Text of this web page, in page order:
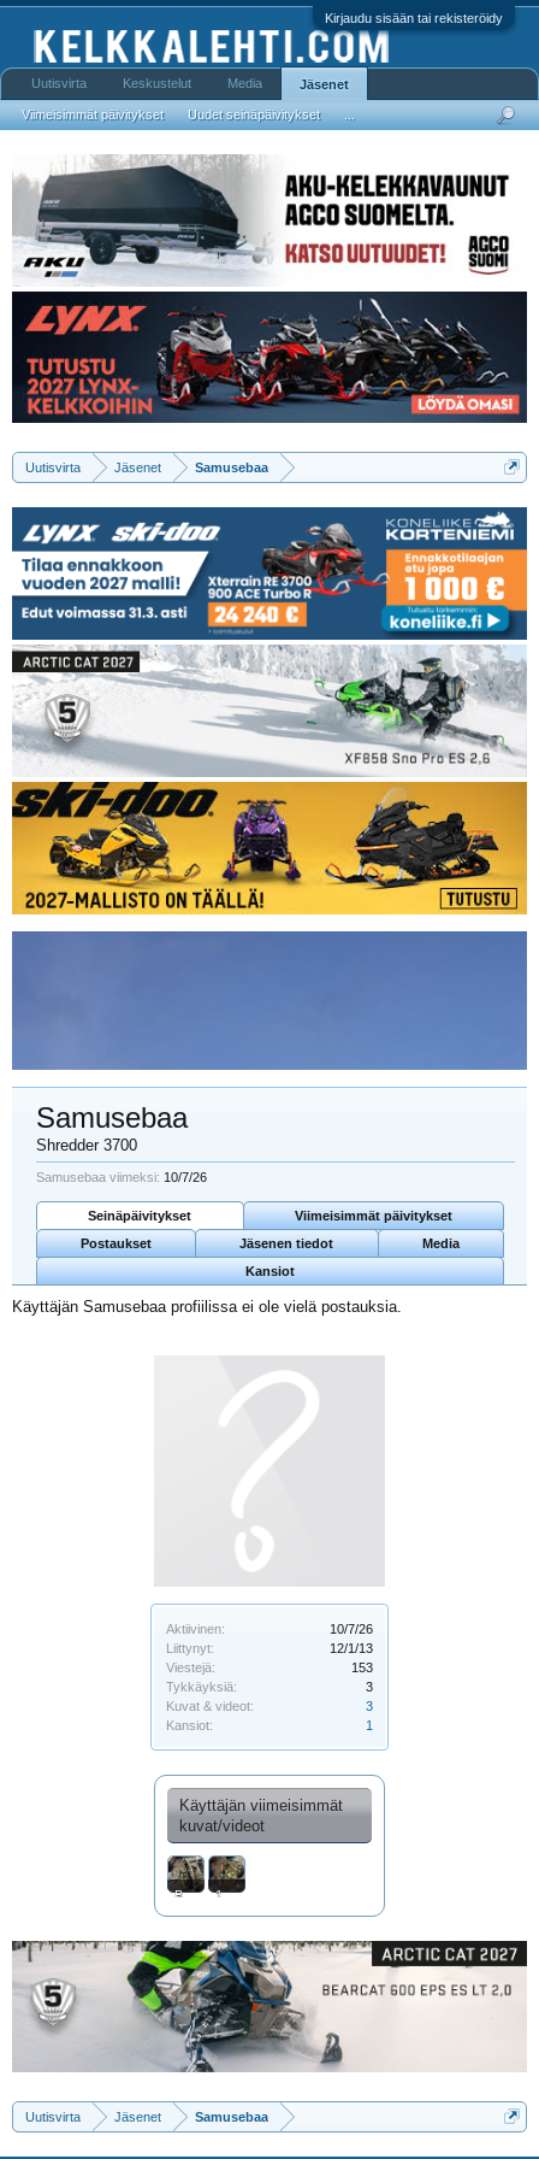
Kirjaudu sisään tai rekisteröidy
Uutisvirta Jäsenet Samusebaa
Aktiivinen:
10/7/26
Liittynyt:
12/1/13
Viestejä:
153
Tykkäyksiä:
3
Kuvat & videot:
3
Kansiot:
1
Käyttäjän viimeisimmät
kuvat/videot
B60B9A34-D486-4278-80F3-12739CB734C8 1F71C295-D166-4F9F-BA93-7D165F1B9496
Samusebaa
Shredder 3700
Samusebaa viimeksi: 10/7/26
Seinäpäivitykset
Viimeisimmät päivitykset
Postaukset
Jäsenen tiedot
Media
Kansiot
Käyttäjän Samusebaa profiilissa ei ole vielä postauksia.
Uutisvirta Jäsenet Samusebaa
Uutisvirta Keskustelut Media Jäsenet
Viimeisimmät päivitykset Uudet seinäpäivitykset